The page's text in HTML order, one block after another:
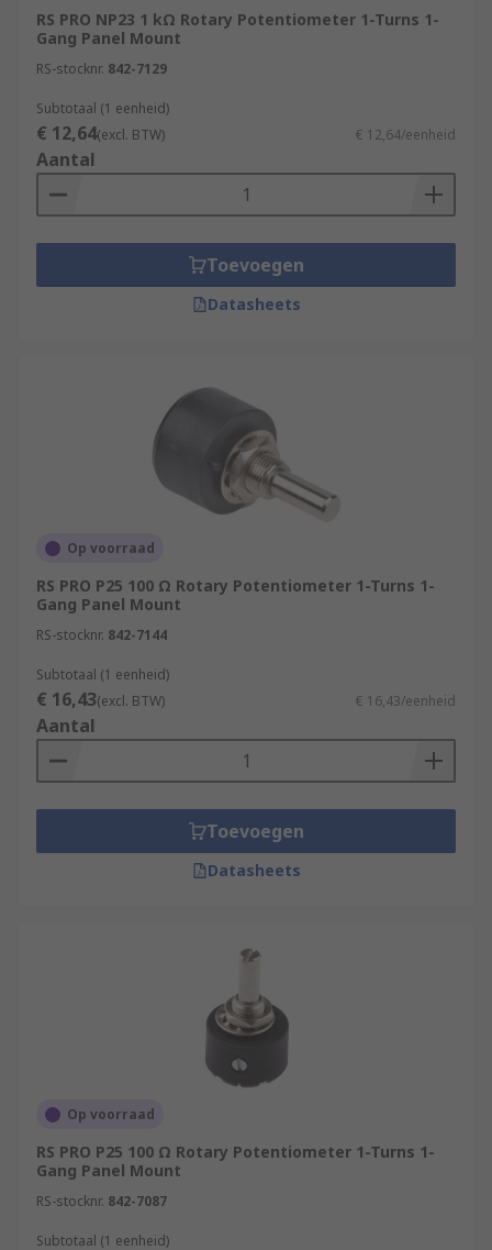
RS PRO NP23 1 kΩ Rotary Potentiometer 1-Turns 1-
Gang Panel Mount
RS-stocknr. 842-7129
Subtotaal (1 eenheid)
€ 12,64(excl. BTW) € 12,64/eenheid
Aantal
Toevoegen
Datasheets
Op voorraad
RS PRO P25 100 Ω Rotary Potentiometer 1-Turns 1-
Gang Panel Mount
RS-stocknr. 842-7144
Subtotaal (1 eenheid)
€ 16,43(excl. BTW) € 16,43/eenheid
Aantal
Toevoegen
Datasheets
Op voorraad
RS PRO P25 100 Ω Rotary Potentiometer 1-Turns 1-
Gang Panel Mount
RS-stocknr. 842-7087
Subtotaal (1 eenheid)